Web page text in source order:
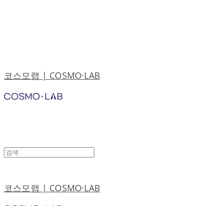
코스모랩 | COSMO·LAB
코스모랩 | COSMO·LAB